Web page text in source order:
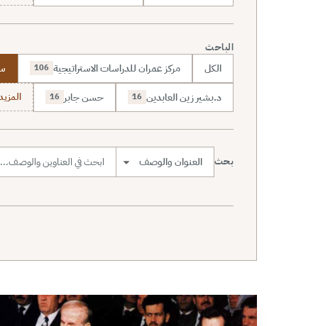
الباحث
الكل مركز عمران للدراسات الاستراتيجية 106
د.بشير زين العابدين 16 حسن جابر 16 المزيد
بحث نطاق البحث